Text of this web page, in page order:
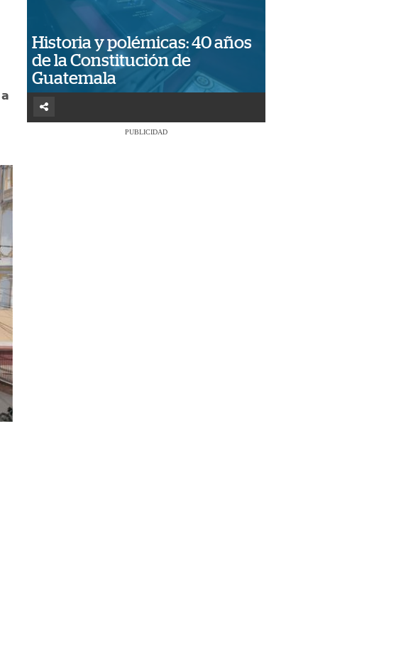
a
Historia y polémicas: 40 años
de la Constitución de
Guatemala
PUBLICIDAD